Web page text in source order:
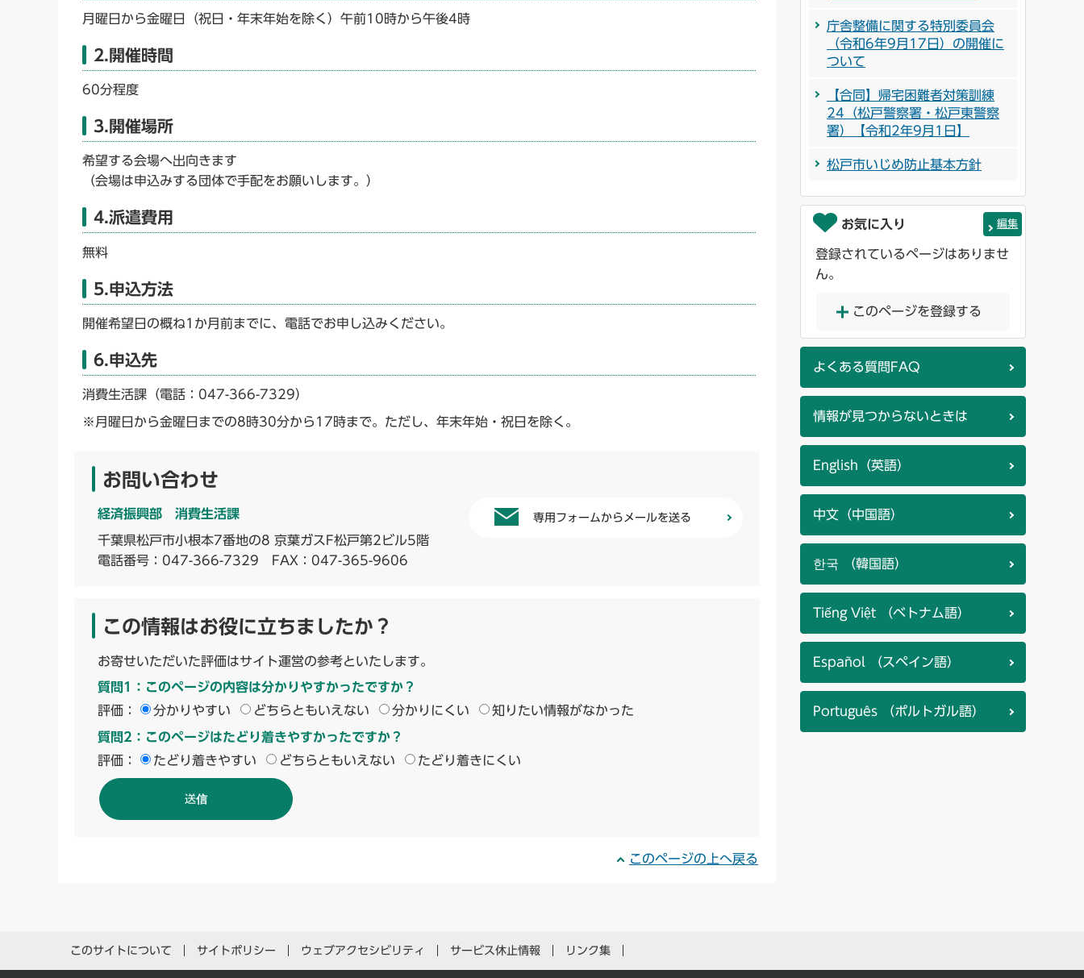
月曜日から金曜日（祝日・年末年始を除く）午前10時から午後4時
2.開催時間
60分程度
3.開催場所
希望する会場へ出向きます
（会場は申込みする団体で手配をお願いします。）
4.派遣費用
無料
5.申込方法
開催希望日の概ね1か月前までに、電話でお申し込みください。
6.申込先
消費生活課（電話：047-366-7329）
※月曜日から金曜日までの8時30分から17時まで。ただし、年末年始・祝日を除く。
お問い合わせ
経済振興部 消費生活課
千葉県松戸市小根本7番地の8 京葉ガスF松戸第2ビル5階
電話番号： 047-366-7329 FAX：047-365-9606
専用フォームからメールを送る
この情報はお役に立ちましたか？
お寄せいただいた評価はサイト運営の参考といたします。
質問1：このページの内容は分かりやすかったですか？
評価：
分かりやすい どちらともいえない 分かりにくい 知りたい情報がなかった
質問2：このページはたどり着きやすかったですか？
評価：
たどり着きやすい どちらともいえない たどり着きにくい
このページの上へ戻る
庁舎整備に関する特別委員会
（令和6年9月17日）の開催に
ついて
【合同】帰宅困難者対策訓練
24（松戸警察署・松戸東警察
署）【令和2年9月1日】
松戸市いじめ防止基本方針
お気に入り 編集
登録されているページはありませ
ん。
このページを登録する
よくある質問FAQ
情報が見つからないときは
English（英語）
中文（中国語）
한국 （韓国語）
Tiếng Việt （ベトナム語）
Español （スペイン語）
Português （ポルトガル語）
このサイトについて サイトポリシー ウェブアクセシビリティ サービス休止情報 リンク集